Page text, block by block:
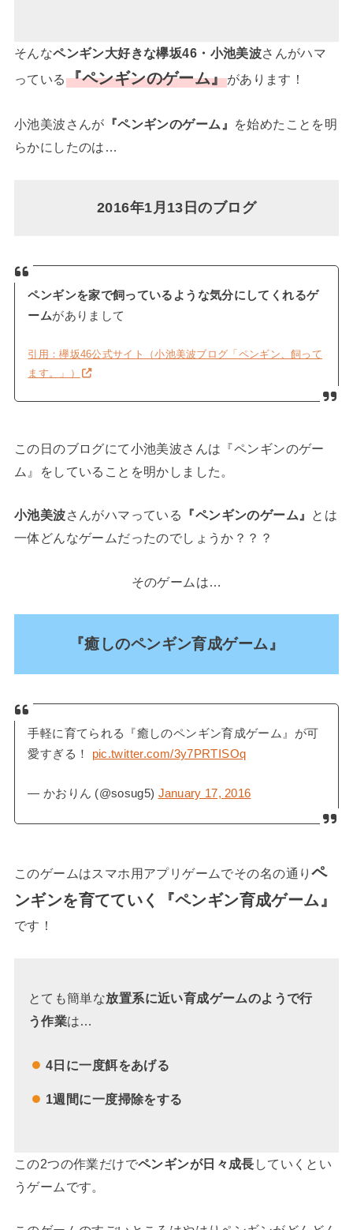
そんなペンギン大好きな欅坂46・小池美波さんがハマ
っている『ペンギンのゲーム』があります！
小池美波さんが 『ペンギンのゲーム』
を始めたことを明
らかにしたのは…
2016年1月13日のブログ
ペンギンを家で飼っているような気分にしてくれるゲ
ームがありまして
引用：欅坂46公式サイト（小池美波ブログ「ペンギン、飼って
ます。」）
この日のブログにて小池美波さんは『ペンギンのゲー
ム』をしていることを明かしました。
小池美波さんがハマっている 『ペンギンのゲーム』 とは
一体どんなゲームだったのでしょうか？？？
そのゲームは…
『癒しのペンギン育成ゲーム』
手軽に育てられる『癒しのペンギン育成ゲーム』が可
愛すぎる！ pic.twitter.com/3y7PRTISOq
— かおりん (@sosug5) January 17, 2016
このゲームはスマホ用アプリゲームでその名の通りペ
ンギンを育てていく『ペンギン育成ゲーム』
です！
とても簡単な放置系に近い育成ゲームのようで行
う作業は…
4日に一度餌をあげる
1週間に一度掃除をする
この2つの作業だけでペンギンが日々成長 していくとい
うゲームです。